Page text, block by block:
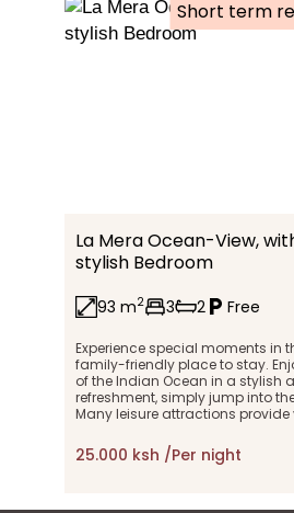
Short term
La Mera Ocean-View,
stylish Bedroom
93 m2 3 2 Free
Experience special moments in
family-friendly place to stay.
of the Indian Ocean in a stylish
refreshment, simply jump into
Many leisure attractions provide
25.000 ksh /Per night